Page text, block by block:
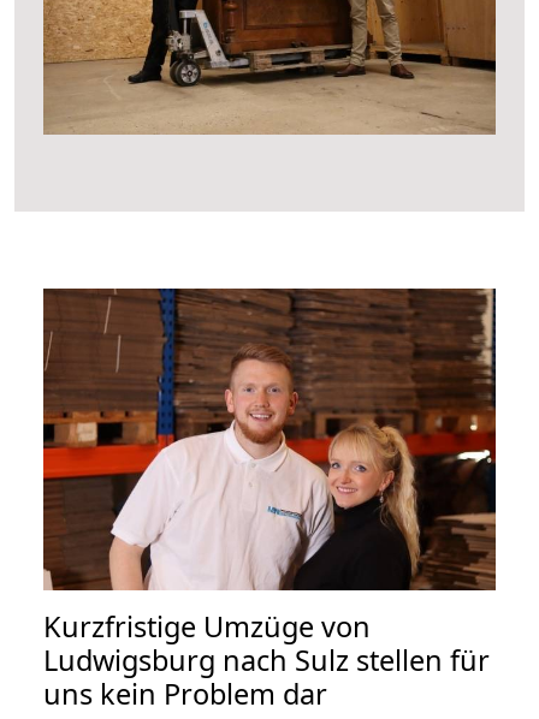
Kurzfristige Umzüge von
Ludwigsburg nach Sulz stellen für
uns kein Problem dar